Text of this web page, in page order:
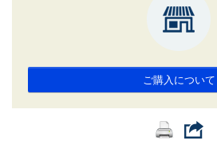
ご購入について